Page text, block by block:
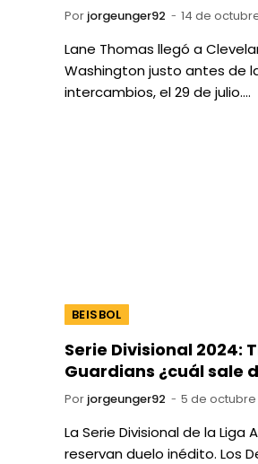
Por jorgeunger92 14 de
Lane Thomas llegó a
Washington justo antes de
intercambios, el 29 de julio.…
BEISBOL
Serie Divisional 2024:
Guardians ¿cuál sale
Por jorgeunger92 5 de
La Serie Divisional de la Liga
reservan duelo inédito. Los